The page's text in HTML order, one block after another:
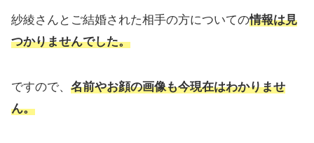
紗綾さんとご結婚された相手の方についての情報は見
つかりませんでした。
ですので、 名前やお顔の画像も今現在はわかりませ
ん。